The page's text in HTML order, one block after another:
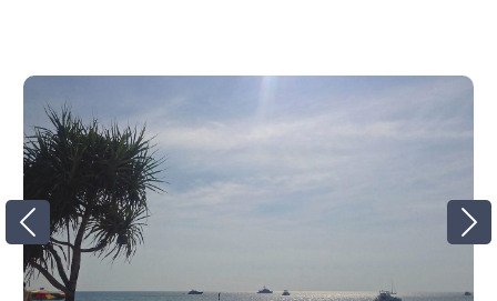
оборудована гостиной на открытом воздухе.
Верхний уровень виллы раскрывает свои скрытые
жемчужины, в том числе две гостевые спальни, два
бассейна, а также просторную гостиную и
столовую открытой планировки, дополненную
кухней в западном стиле с островом и барной
стойкой. В каждой спальне имеется собственная
ванная комната и имеется прямой выход к